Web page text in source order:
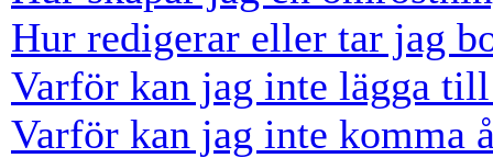
Hur redigerar eller tar jag
Varför kan jag inte lägga
Varför kan jag inte komma